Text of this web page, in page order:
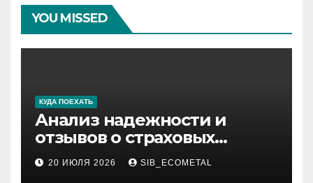
YOU MISSED
КУДА ПОЕХАТЬ
Анализ надежности и
отзывов о страховых
компаниях по итогам 2026
года
20 ИЮЛЯ 2026 SIB_ECOMETAL